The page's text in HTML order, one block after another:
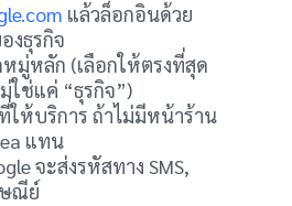
แล้วล็อกอินด้วย
งธุรกิจ
มู่หลัก (เลือกให้ตรงที่สุด
ใช่แค่ “ธุรกิจ”)
ห้บริการ ถ้าไม่มีหน้าร้าน
แทน
จะส่งรหัสทาง SMS,
ณีย์